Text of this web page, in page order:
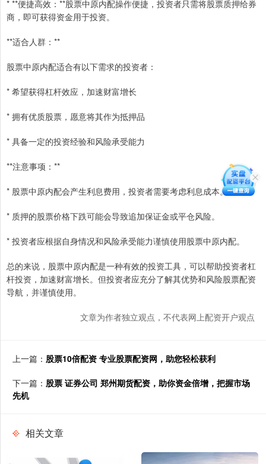
* **便捷高效：**股票中原内配操作便捷，投资者只需将股票质押给券
商，即可获得资金用于投资。
**适合人群：**
股票中原内配适合有以下需求的投资者：
* 希望获得杠杆效应，加速财富增长
* 拥有优质股票，愿意将其作为抵押品
* 具备一定的投资经验和风险承受能力
**注意事项：**
* 股票中原内配会产生利息费用，投资者需要考虑利息成本。
* 质押的股票价格下跌可能会导致追加保证金或平仓风险。
* 投资者应根据自身情况和风险承受能力谨慎使用股票中原内配。
总的来说，股票中原内配是一种有效的投资工具，可以帮助投资者杠
杆投资，加速财富增长。但投资者应充分了解其优势和风险股票配资
导航，并谨慎使用。
文章为作者独立观点，不代表网上配资开户观点
上一篇： 股票10倍配资 专业股票配资网，助您轻松获利
下一篇： 股票 证券公司 郑州期货配资，助你资金倍增，把握市场
先机
相关文章